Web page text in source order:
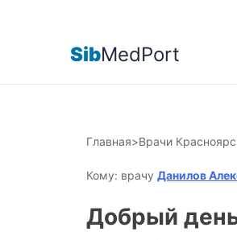
SibMedPort
Главная>Врачи
Кому: врачу Данилов
Добрый